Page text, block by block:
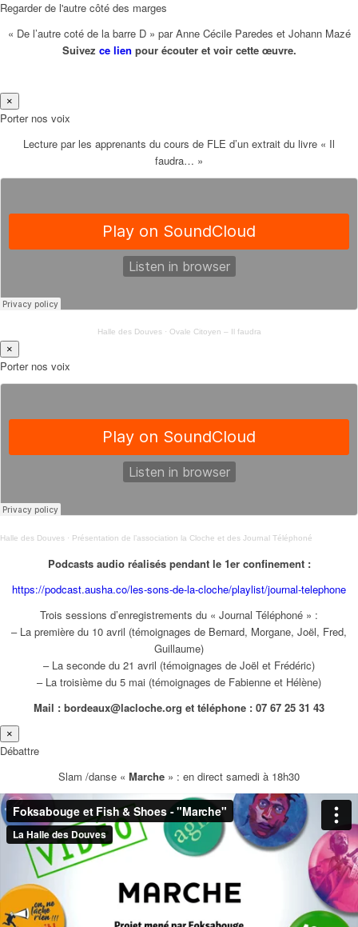
Regarder de l'autre côté des marges
« De l’autre coté de la barre D » par Anne Cécile Paredes et Johann Mazé
Suivez ce lien pour écouter et voir cette œuvre.
×
Porter nos voix
Lecture par les apprenants du cours de FLE d’un extrait du livre « Il
faudra… »
Halle des Douves· Ovale Citoyen – Il faudra
×
Porter nos voix
Halle des Douves · Présentation de l’association la Cloche et des Journal Téléphoné
Podcasts audio réalisés pendant le 1er confinement :
https://podcast.ausha.co/les-sons-de-la-cloche/playlist/journal-telephone
Trois sessions d’enregistrements du « Journal Téléphoné » :
– La première du 10 avril (témoignages de Bernard, Morgane, Joël, Fred,
Guillaume)
– La seconde du 21 avril (témoignages de Joël et Frédéric)
– La troisième du 5 mai (témoignages de Fabienne et Hélène)
Mail : bordeaux@lacloche.org et téléphone : 07 67 25 31 43
×
Débattre
Slam /danse « Marche » : en direct samedi à 18h30